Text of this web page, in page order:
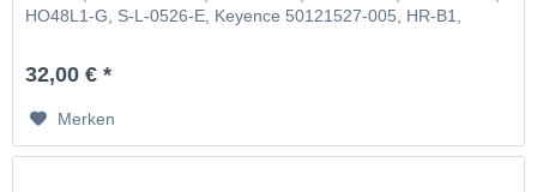
HO48L1-G, S-L-0526-E, Keyence 50121527-005, HR-B1,
32,00 € *
Merken